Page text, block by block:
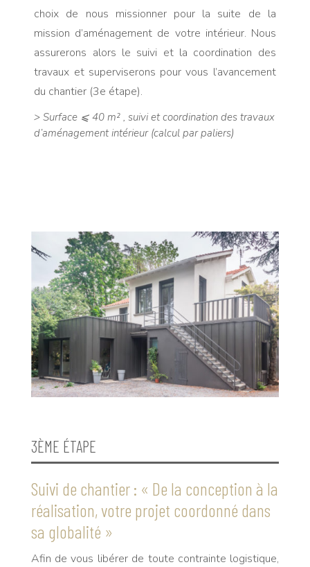
choix de nous missionner pour la suite de la
mission d’aménagement de votre intérieur. Nous
assurerons alors le suivi et la coordination des
travaux et superviserons pour vous l’avancement
du chantier (3e étape).
> Surface ⩽ 40 m² , suivi et coordination des travaux
d’aménagement intérieur (calcul par paliers)
3ÈME ÉTAPE
Suivi de chantier : « De la conception à la
réalisation, votre projet coordonné dans
sa globalité »
Afin de vous libérer de toute contrainte logistique,